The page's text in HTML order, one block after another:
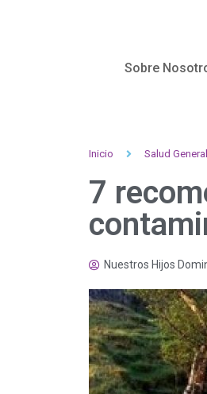
Sobre
Inicio Salud General
7
Nuestros Hijos